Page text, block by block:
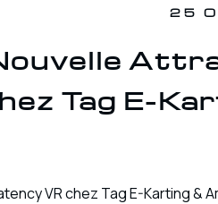
Tag E-
25
VR chez Tag E-Karting &